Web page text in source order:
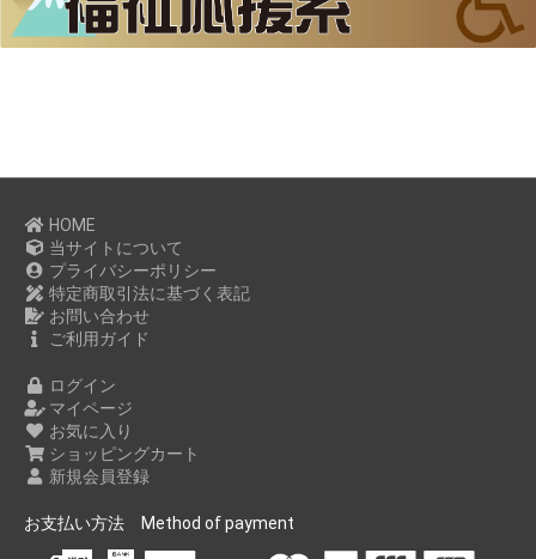
HOME
当サイトについて
プライバシーポリシー
特定商取引法に基づく表記
お問い合わせ
ご利用ガイド
ログイン
マイページ
お気に入り
ショッピングカート
新規会員登録
お支払い方法 Method of payment